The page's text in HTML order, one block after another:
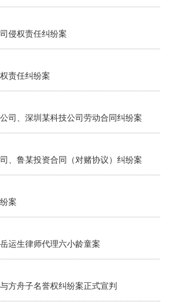
侵权责任纠纷案
责任纠纷案
司、深圳某科技公司劳动合同纠纷案
、鲁某投资合同（对赌协议）纠纷案
案
运生律师代理六小龄童案
方舟子名誉权纠纷案正式宣判